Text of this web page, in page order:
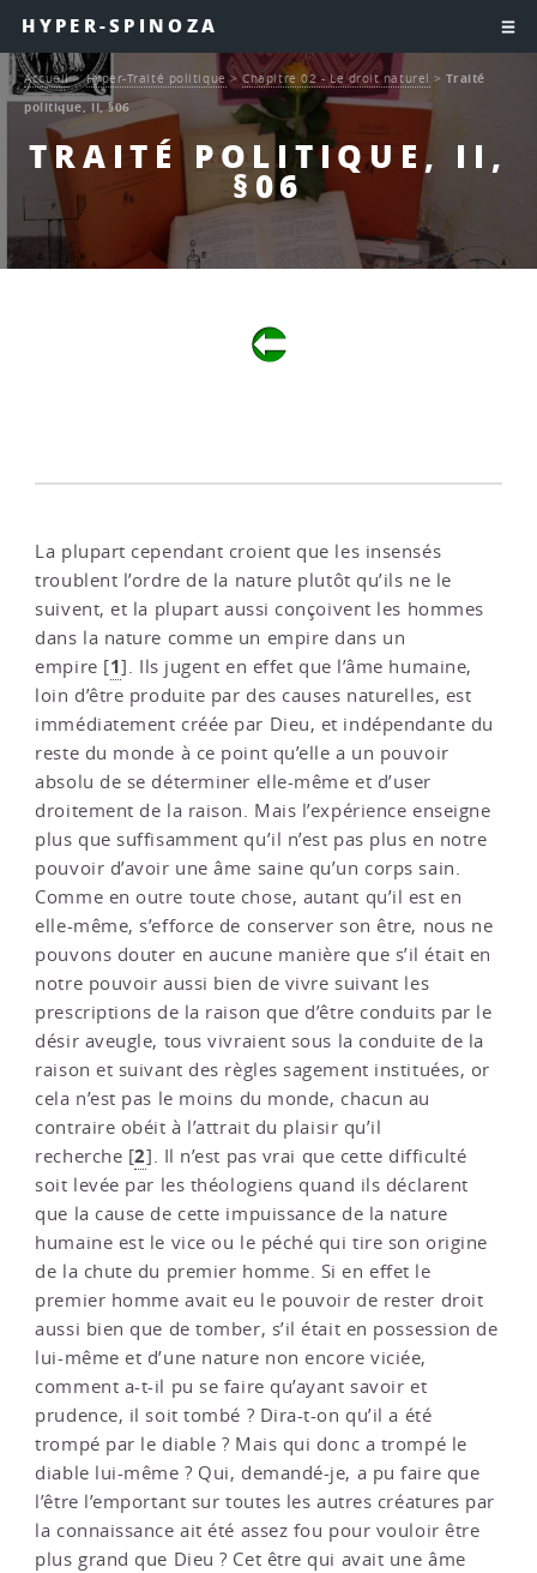
HYPER-SPINOZA
TRAITÉ POLITIQUE, II,
§06
Accueil>Hyper-Traité politique >Chapitre 02 - Le droit naturel >Traité
politique, II, §06
La plupart cependant croient que les insensés
troublent l’ordre de la nature plutôt qu’ils ne le
suivent, et la plupart aussi conçoivent les hommes
dans la nature comme un empire dans un
empire [1]. Ils jugent en effet que l’âme humaine,
loin d’être produite par des causes naturelles, est
immédiatement créée par Dieu, et indépendante du
reste du monde à ce point qu’elle a un pouvoir
absolu de se déterminer elle-même et d’user
droitement de la raison. Mais l’expérience enseigne
plus que suffisamment qu’il n’est pas plus en notre
pouvoir d’avoir une âme saine qu’un corps sain.
Comme en outre toute chose, autant qu’il est en
elle-même, s’efforce de conserver son être, nous ne
pouvons douter en aucune manière que s’il était en
notre pouvoir aussi bien de vivre suivant les
prescriptions de la raison que d’être conduits par le
désir aveugle, tous vivraient sous la conduite de la
raison et suivant des règles sagement instituées, or
cela n’est pas le moins du monde, chacun au
contraire obéit à l’attrait du plaisir qu’il
recherche [2]. Il n’est pas vrai que cette difficulté
soit levée par les théologiens quand ils déclarent
que la cause de cette impuissance de la nature
humaine est le vice ou le péché qui tire son origine
de la chute du premier homme. Si en effet le
premier homme avait eu le pouvoir de rester droit
aussi bien que de tomber, s’il était en possession de
lui-même et d’une nature non encore viciée,
comment a-t-il pu se faire qu’ayant savoir et
prudence, il soit tombé ? Dira-t-on qu’il a été
trompé par le diable ? Mais qui donc a trompé le
diable lui-même ? Qui, demandé-je, a pu faire que
l’être l’emportant sur toutes les autres créatures par
la connaissance ait été assez fou pour vouloir être
plus grand que Dieu ? Cet être qui avait une âme